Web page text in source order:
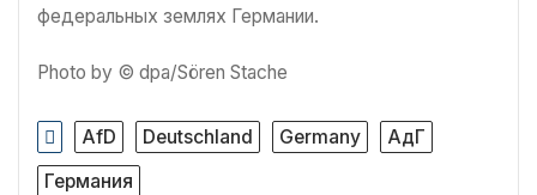
федеральных землях Германии.
Photo by © dpa/Sören Stache
AfD Deutschland Germany
АдГ
Германия